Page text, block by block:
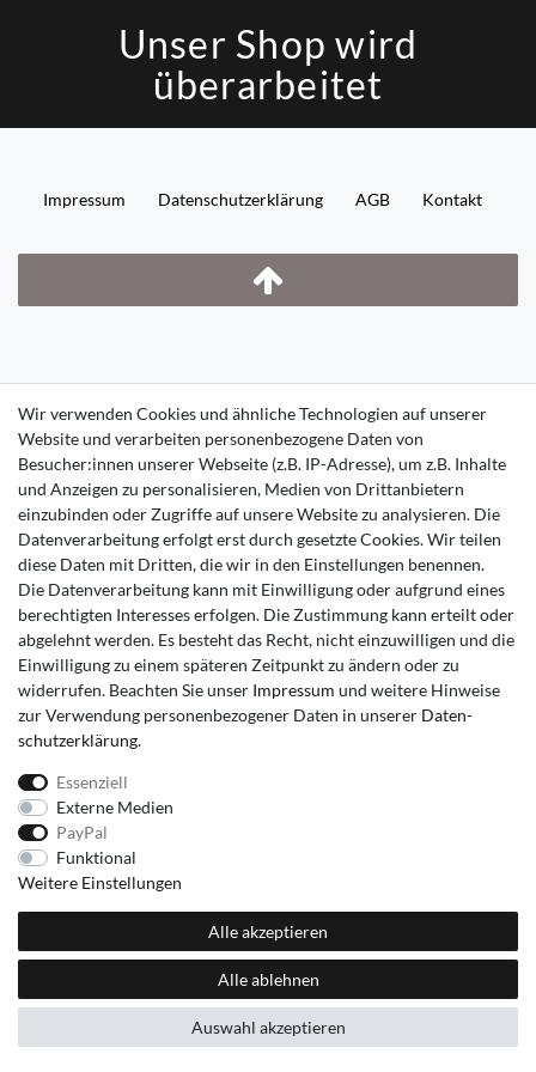
Unser Shop wird
überarbeitet
Impressum Daten­schutz­erklärung AGB Kontakt
Wir verwenden Cookies und ähnliche Technologien auf unserer
Website und verarbeiten personenbezogene Daten von
Besucher:innen unserer Webseite (z.B. IP-Adresse), um z.B. Inhalte
und Anzeigen zu personalisieren, Medien von Drittanbietern
einzubinden oder Zugriffe auf unsere Website zu analysieren. Die
Datenverarbeitung erfolgt erst durch gesetzte Cookies. Wir teilen
diese Daten mit Dritten, die wir in den Einstellungen benennen.
Die Datenverarbeitung kann mit Einwilligung oder aufgrund eines
berechtigten Interesses erfolgen. Die Zustimmung kann erteilt oder
abgelehnt werden. Es besteht das Recht, nicht einzuwilligen und die
Einwilligung zu einem späteren Zeitpunkt zu ändern oder zu
widerrufen. Beachten Sie unser Impressum und weitere Hinweise
zur Verwendung personenbezogener Daten in unserer Daten­
schutz­erklärung.
Essenziell
Externe Medien
PayPal
Funktional
Weitere Einstellungen
Alle akzeptieren
Alle ablehnen
Auswahl akzeptieren